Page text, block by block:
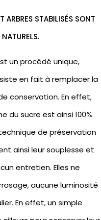
ARBRES STABILISÉS SONT
un procédé unique,
en fait à remplacer la
conservation. En effet,
du sucre est ainsi 100%
de préservation
ainsi leur souplesse et
entretien. Elles ne
aucune luminosité
En effet, un simple